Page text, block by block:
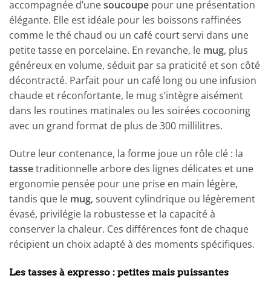
accompagnée d’unesoucoupe pour une présentation
élégante. Elle est idéale pour les boissons raffinées
comme le thé chaud ou un café court servi dans une
petite tasse en porcelaine. En revanche, le mug, plus
généreux en volume, séduit par sa praticité et son côté
décontracté. Parfait pour un café long ou une infusion
chaude et réconfortante, le mug s’intègre aisément
dans les routines matinales ou les soirées cocooning
avec un grand format de plus de 300 millilitres.
Outre leur contenance, la forme joue un rôle clé : la
tassetraditionnelle arbore des lignes délicates et une
ergonomie pensée pour une prise en main légère,
tandis que le mug, souvent cylindrique ou légèrement
évasé, privilégie la robustesse et la capacité à
conserver la chaleur. Ces différences font de chaque
récipient un choix adapté à des moments spécifiques.
Les tasses à expresso : petites mais puissantes